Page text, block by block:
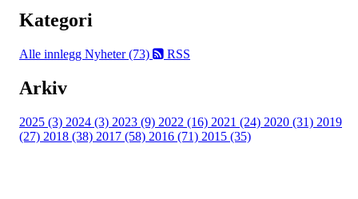
Kategori
Alle innlegg Nyheter (73) RSS
Arkiv
2025 (3) 2024 (3) 2023 (9) 2022 (16) 2021 (24) 2020 (31) 2019
(27) 2018 (38) 2017 (58) 2016 (71) 2015 (35)